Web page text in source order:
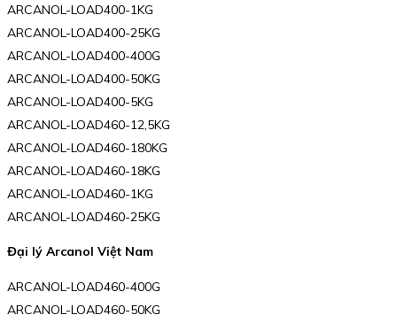
ARCANOL-LOAD400-1KG
ARCANOL-LOAD400-25KG
ARCANOL-LOAD400-400G
ARCANOL-LOAD400-50KG
ARCANOL-LOAD400-5KG
ARCANOL-LOAD460-12,5KG
ARCANOL-LOAD460-180KG
ARCANOL-LOAD460-18KG
ARCANOL-LOAD460-1KG
ARCANOL-LOAD460-25KG
Đại lý Arcanol Việt Nam
ARCANOL-LOAD460-400G
ARCANOL-LOAD460-50KG